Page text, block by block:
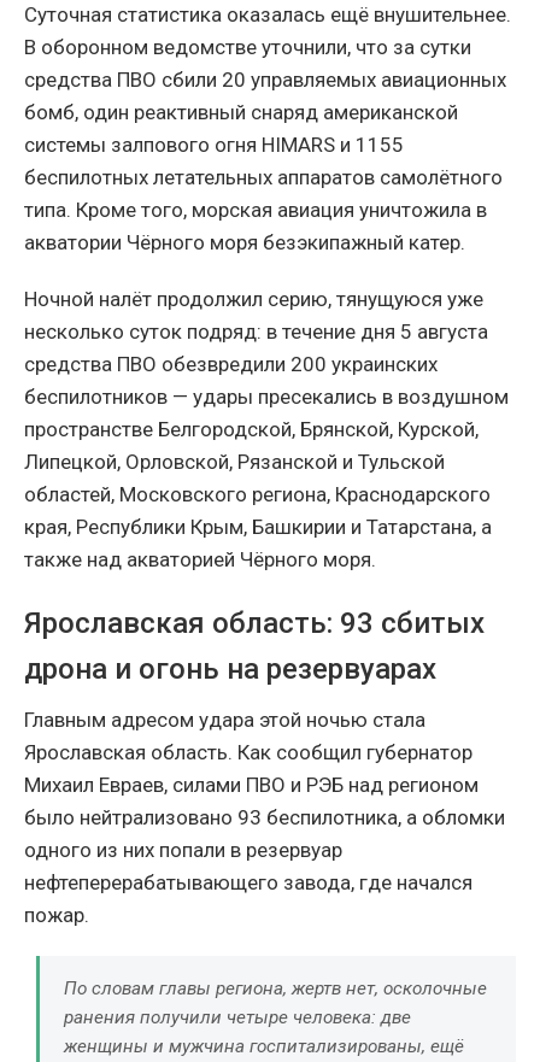
Суточная статистика оказалась ещё внушительнее.
В оборонном ведомстве уточнили, что за сутки
средства ПВО сбили 20 управляемых авиационных
бомб, один реактивный снаряд американской
системы залпового огня HIMARS и 1155
беспилотных летательных аппаратов самолётного
типа. Кроме того, морская авиация уничтожила в
акватории Чёрного моря безэкипажный катер.
Ночной налёт продолжил серию, тянущуюся уже
несколько суток подряд: в течение дня 5 августа
средства ПВО обезвредили 200 украинских
беспилотников — удары пресекались в воздушном
пространстве Белгородской, Брянской, Курской,
Липецкой, Орловской, Рязанской и Тульской
областей, Московского региона, Краснодарского
края, Республики Крым, Башкирии и Татарстана, а
также над акваторией Чёрного моря.
Ярославская область: 93 сбитых
дрона и огонь на резервуарах
Главным адресом удара этой ночью стала
Ярославская область. Как сообщил губернатор
Михаил Евраев, силами ПВО и РЭБ над регионом
было нейтрализовано 93 беспилотника, а обломки
одного из них попали в резервуар
нефтеперерабатывающего завода, где начался
пожар.
По словам главы региона, жертв нет, осколочные
ранения получили четыре человека: две
женщины и мужчина госпитализированы, ещё